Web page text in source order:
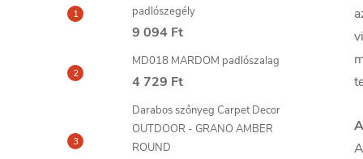
padlószegély
9 094 Ft
MD018 MARDOM padlószalag
4 729 Ft
Darabos szőnyeg Carpet Decor
OUTDOOR - GRANO AMBER
ROUND